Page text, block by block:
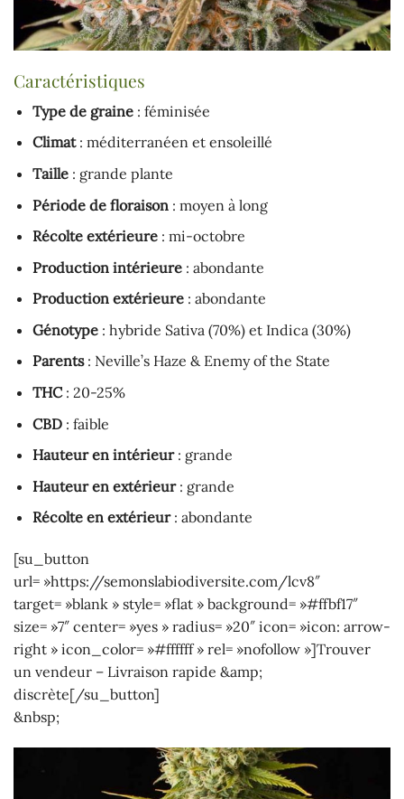
Caractéristiques
Type de graine: féminisée
Climat: méditerranéen et ensoleillé
Taille: grande plante
Période de floraison: moyen à long
Récolte extérieure: mi-octobre
Production intérieure: abondante
Production extérieure: abondante
Génotype: hybride Sativa (70%) et Indica (30%)
Parents: Neville’s Haze & Enemy of the State
THC: 20-25%
CBD: faible
Hauteur en intérieur: grande
Hauteur en extérieur: grande
Récolte en extérieur: abondante
[su_button
url= »https://semonslabiodiversite.com/lcv8″
target= »blank » style= »flat » background= »#ffbf17″
size= »7″ center= »yes » radius= »20″ icon= »icon: arrow-
right » icon_color= »#ffffff » rel= »nofollow »]Trouver
un vendeur – Livraison rapide &amp;
discrète[/su_button]
&nbsp;